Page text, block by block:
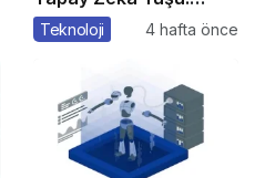
Özelliklere Erişmenin
Teknoloji 4 hafta önce